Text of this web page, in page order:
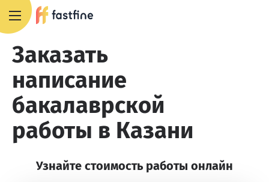
Заказать
написание
бакалаврской
работы в Казани
Узнайте стоимость работы онлайн